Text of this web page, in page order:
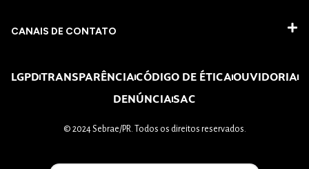
CANAIS DE CONTATO
LGPDTRANSPARÊNCIACÓDIGO DE ÉTICAOUVIDORIA
DENÚNCIASAC
© 2024 Sebrae/PR. Todos os direitos reservados.